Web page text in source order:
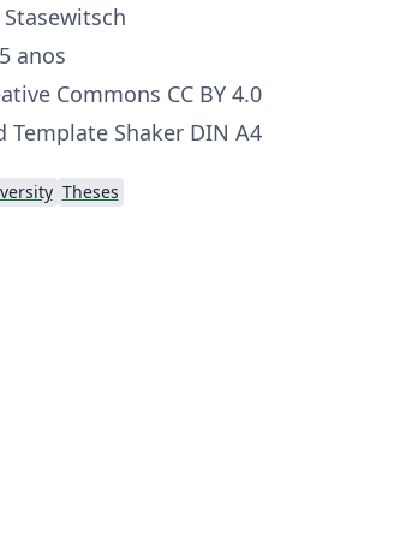
anos
Commons CC BY 4.0
Template Shaker DIN A4
Theses